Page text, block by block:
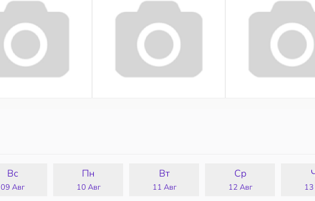
Вс
09 Авг
Пн
10 Авг
Вт
11 Авг
Ср
12 Авг 13